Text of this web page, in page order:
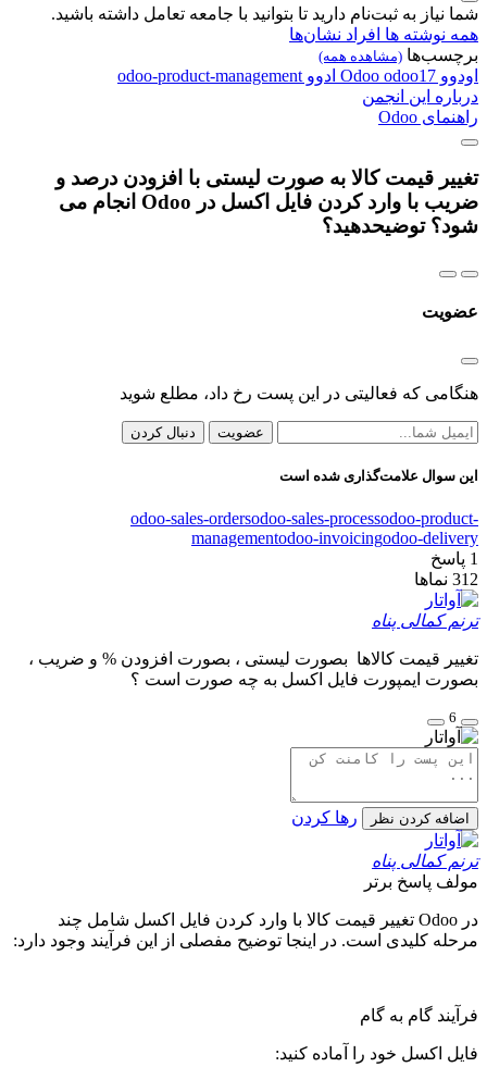
شما نیاز به ثبت‌نام دارید تا بتوانید با جامعه تعامل داشته باشید.
همه نوشته ها افراد نشان‌ها
برچسب‌ها (مشاهده همه)
اودوو Odoo odoo17 ادوو odoo-product-management
درباره این انجمن
راهنمای Odoo
تغییر قیمت کالا به صورت لیستی با افزودن درصد و
ضریب با وارد کردن فایل اکسل در Odoo انجام می
شود؟ توضیحدهید؟
عضویت
هنگامی که فعالیتی در این پست رخ داد، مطلع شوید
عضویت دنبال کردن
این سوال علامت‌گذاری شده است
odoo-sales-ordersodoo-sales-processodoo-product-
managementodoo-invoicingodoo-delivery
1 پاسخ
312 نماها
ترنم کمالی پناه
تغییر قیمت کالاها بصورت لیستی ، بصورت افزودن % و ضریب ،
بصورت ایمپورت فایل اکسل به چه صورت است ؟
6
اضافه کردن نظر رها کردن
ترنم کمالی پناه
مولف پاسخ برتر
در Odoo تغییر قیمت کالا با وارد کردن فایل اکسل شامل چند
مرحله کلیدی است. در اینجا توضیح مفصلی از این فرآیند وجود دارد:
فرآیند گام به گام
فایل اکسل خود را آماده کنید: